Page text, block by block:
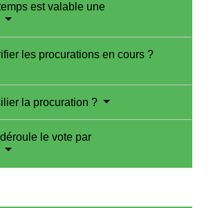
est valable une
les procurations en cours ?
la procuration ?
le vote par